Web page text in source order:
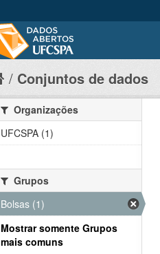
Conjuntos de dados
Organizações
UFCSPA (1)
Grupos
Bolsas (1)
Mostrar somente Grupos
mais comuns